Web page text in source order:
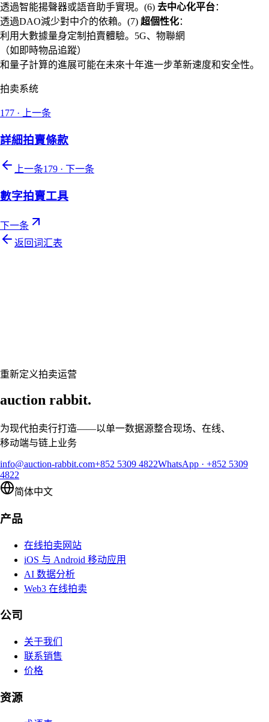
透過智能揚聲器或語音助手實現。(6) 去中心化平台：
透過DAO減少對中介的依賴。(7) 超個性化：
利用大數據量身定制拍賣體驗。5G、物聯網
（如即時物品追蹤）
和量子計算的進展可能在未來十年進一步革新速度和安全性。
拍卖系统
177 · 上一条
詳細拍賣條款
上一条179 · 下一条
數字拍賣工具
下一条
返回词汇表
重新定义拍卖运营
auction rabbit.
为现代拍卖行打造——以单一数据源整合现场、在线、
移动端与链上业务
info@auction-rabbit.com+852 5309 4822WhatsApp · +852 5309
4822
简体中文
产品
在线拍卖网站
iOS 与 Android 移动应用
AI 数据分析
Web3 在线拍卖
公司
关于我们
联系销售
价格
资源